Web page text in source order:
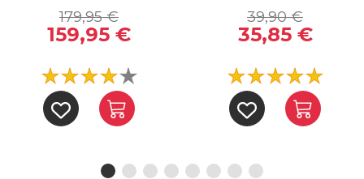
179,95 €
159,95 €
39,90 €
35,85 €